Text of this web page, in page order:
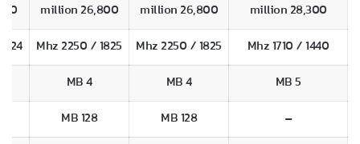
28,300 million
26,800 million
26,800 million
1440 / 1710 Mhz
1825 / 2250 Mhz
1825 / 2250 Mhz
2124 / 2430 Mhz
5 MB
4 MB
4 MB
–
128 MB
128 MB